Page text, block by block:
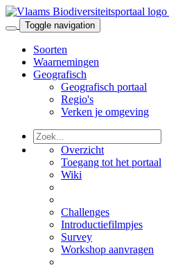
Toggle navigation
Soorten
Waarnemingen
Geografisch
Geografisch portaal
Regio's
Verken je omgeving
Overzicht
Toegang tot het portaal
Wiki
Challenges
Introductiefilmpjes
Survey
Workshop aanvragen